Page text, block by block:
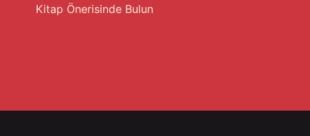
Kitap Önerisinde Bulun